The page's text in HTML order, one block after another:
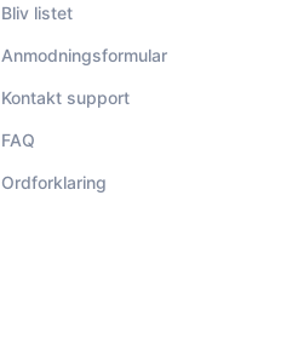
Bliv listet
Anmodningsformular
Kontakt support
FAQ
Ordforklaring